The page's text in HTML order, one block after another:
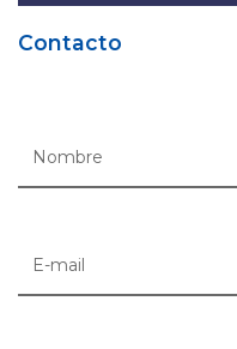
Contacto